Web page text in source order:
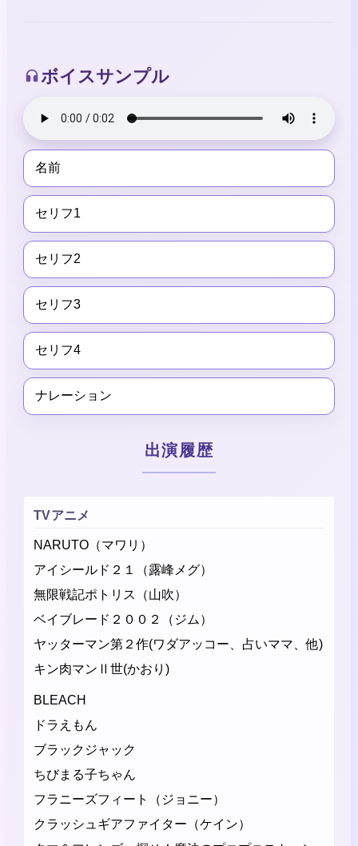
ボイスサンプル
名前
セリフ1
セリフ2
セリフ3
セリフ4
ナレーション
出演履歴
TVアニメ
NARUTO（マワリ）
アイシールド２１（露峰メグ）
無限戦記ポトリス（山吹）
ベイブレード２００２（ジム）
ヤッターマン第２作(ワダアッコー、占いママ、他)
キン肉マンⅡ世(かおり)
BLEACH
ドラえもん
ブラックジャック
ちびまる子ちゃん
フラニーズフィート（ジョニー）
クラッシュギアファイター（ケイン）